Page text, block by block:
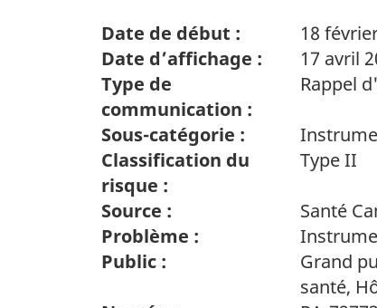
Date de début :
18
Date d’affichage :
17 avril
Type de
communication :
Rappel
Sous-catégorie :
Classification du
risque :
Type II
Source :
Santé
Problème :
Public :
Grand
santé,